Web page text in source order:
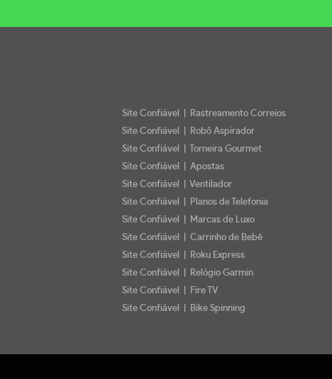
Site Confiável | Rastreamento Correios
Site Confiável | Robô Aspirador
Site Confiável | Torneira Gourmet
Site Confiável | Apostas
Site Confiável | Ventilador
Site Confiável | Planos de Telefonia
Site Confiável | Marcas de Luxo
Site Confiável | Carrinho de Bebê
Site Confiável | Roku Express
Site Confiável | Relógio Garmin
Site Confiável | Fire TV
Site Confiável | Bike Spinning